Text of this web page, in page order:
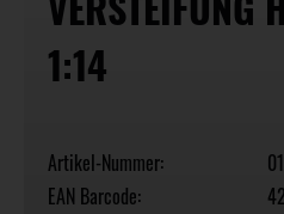
1:14
Artikel-Nummer:
EAN Barcode: